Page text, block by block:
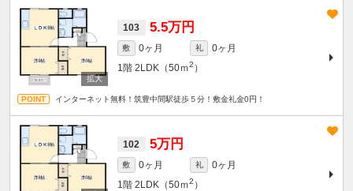
103 5.5万円
敷 0ヶ月 礼
0ヶ月
1階 2LDK（50ｍ2 ）
インターネット無料！筑豊中間駅徒歩５分！敷金礼金0円！
102 5万円
敷 0ヶ月 礼
0ヶ月
1階 2LDK（50ｍ2 ）